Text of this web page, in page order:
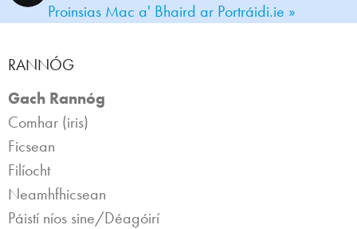
Proinsias Mac a' Bhaird ar Portráidi.ie »
RANNÓG
Gach Rannóg
Comhar (iris)
Ficsean
Filíocht
Neamhfhicsean
Páistí níos sine/Déagóirí